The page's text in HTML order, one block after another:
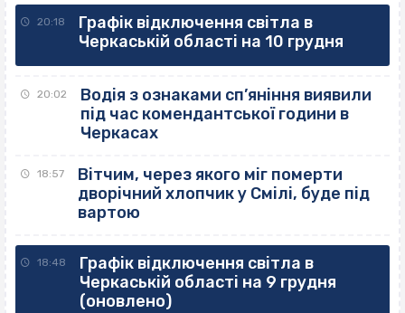
20:18
Графік відключення світла в
Черкаській області на 10 грудня
20:02
Водія з ознаками сп’яніння виявили
під час комендантської години в
Черкасах
18:57
Вітчим, через якого міг померти
дворічний хлопчик у Смілі, буде під
вартою
18:48
Графік відключення світла в
Черкаській області на 9 грудня
(оновлено)